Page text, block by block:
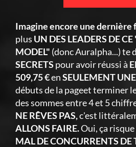
Imagine encore une dernière
plus UN DES LEADERS DE
MODEL" (donc Auralpha...) te
SECRETS pour avoir réussi à
509,75 €enSEULEMENT
débuts de la pageet terminer
des sommes entre 4 et 5
NE RÊVES PAS,c'est
ALLONS FAIRE.Oui, ça
MAL DE CONCURRENTS DE